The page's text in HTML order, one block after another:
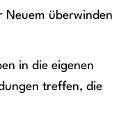
überwinden
in die eigenen
treffen, die